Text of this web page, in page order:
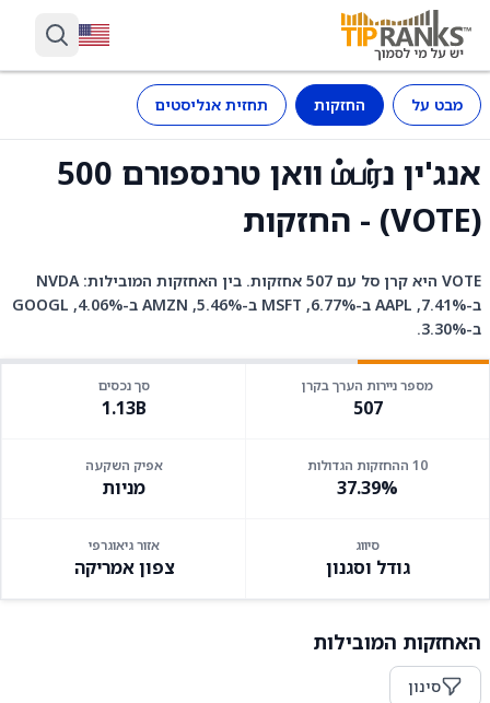
מבט על החזקות תחזית אנליסטים
אנג'ין נம்பர் וואן טרנספורם 500
(VOTE) - החזקות
VOTE היא קרן סל עם 507 אחזקות. בין האחזקות המובילות: NVDA
ב-7.41%, AAPL ב-6.77%, MSFT ב-5.46%, AMZN ב-4.06%, GOOGL
ב-3.30%.
מספר ניירות הערך בקרן
507
סך נכסים
1.13B
10 ההחזקות הגדולות
37.39%
אפיק השקעה
מניות
סיווג
גודל וסגנון
אזור גיאוגרפי
צפון אמריקה
האחזקות המובילות
סינון